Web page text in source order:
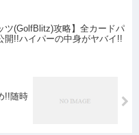
ツ(GolfBlitz)攻略】全カードパ
開!!ハイパーの中身がヤバイ!!
!!随時